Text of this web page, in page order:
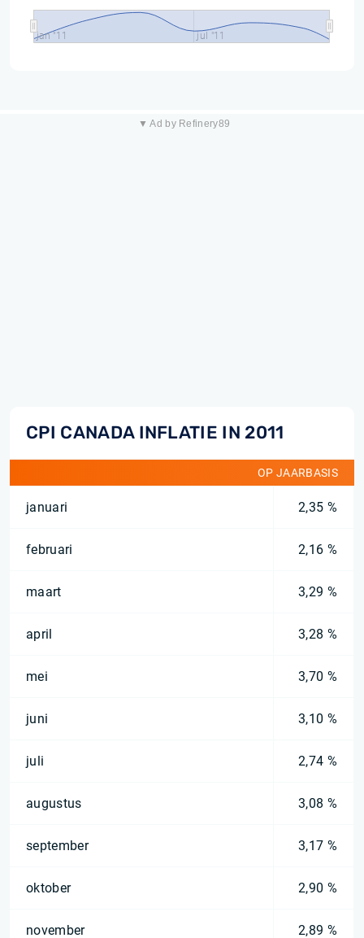
jan "11 jul "11
▼ Ad by Refinery89
CPI CANADA INFLATIE IN 2011
OP JAARBASIS
januari 2,35 %
februari 2,16 %
maart 3,29 %
april 3,28 %
mei 3,70 %
juni 3,10 %
juli 2,74 %
augustus 3,08 %
september 3,17 %
oktober 2,90 %
november 2,89 %